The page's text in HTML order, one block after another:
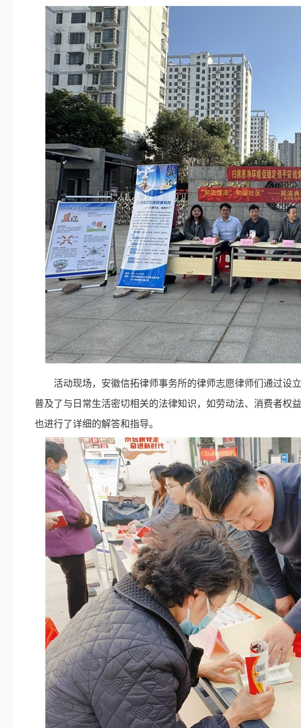
活动现场，安徽信拓律师事务所的律师志愿律师们通过设
普及了与日常生活密切相关的法律知识，如劳动法、消费者权
也进行了详细的解答和指导。